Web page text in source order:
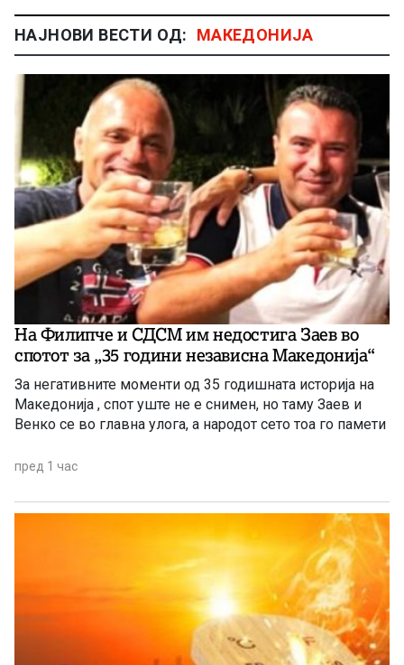
НАЈНОВИ ВЕСТИ ОД: МАКЕДОНИЈА
На Филипче и СДСМ им недостига Заев во
спотот за „35 години независна Македонија“
За негативните моменти од 35 годишната историја на
Македонија , спот уште не е снимен, но таму Заев и
Венко се во главна улога, а народот сето тоа го памети
пред 1 час